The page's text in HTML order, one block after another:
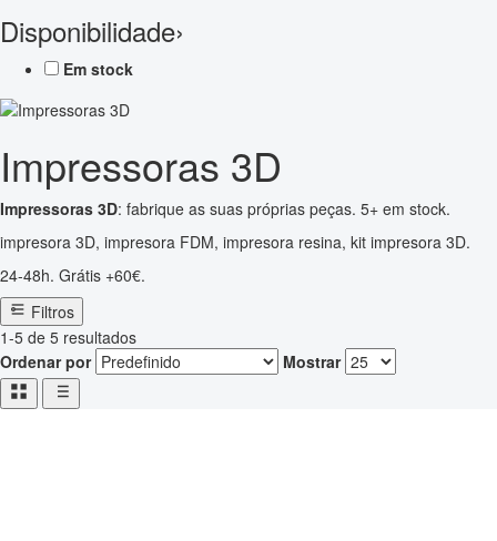
Disponibilidade›
Em stock
Impressoras 3D
Impressoras 3D: fabrique as suas próprias peças. 5+ em stock.
impresora 3D, impresora FDM, impresora resina, kit impresora 3D.
24-48h. Grátis +60€.
Filtros
1-5 de 5 resultados
Ordenar por
Mostrar